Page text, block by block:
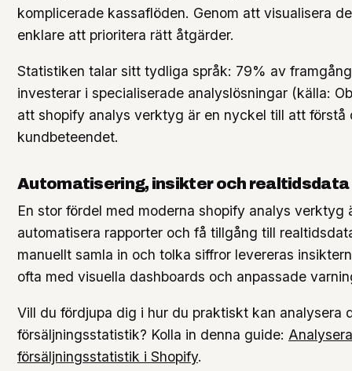
komplicerade kassaflöden. Genom att visualisera
enklare att prioritera rätt åtgärder.
Statistiken talar sitt tydliga språk: 79% av
investerar i specialiserade analyslösningar (källa:
att shopify analys verktyg är en nyckel till att förstå
kundbeteendet.
Automatisering, insikter och realtidsdata
En stor fördel med moderna shopify analys verktyg
automatisera rapporter och få tillgång till
manuellt samla in och tolka siffror levereras
ofta med visuella dashboards och anpassade
Vill du fördjupa dig i hur du praktiskt kan analysera
försäljningsstatistik? Kolla in denna guide:
försäljningsstatistik i Shopify.